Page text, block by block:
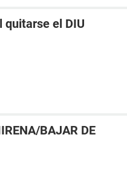
quitarse el DIU
BAJAR DE